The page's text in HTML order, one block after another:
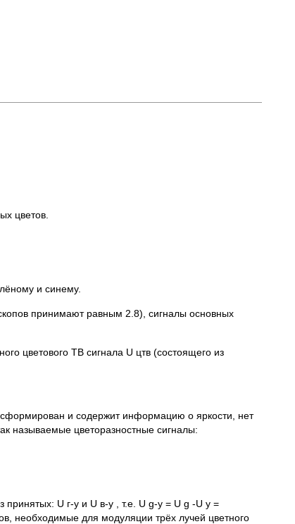
цветов.
и синему.
принимают равным 2.8), сигналы основных
цветового ТВ сигнала U цтв (состоящего из
и содержит информацию о яркости, нет
называемые цветоразностные сигналы:
из принятых: U г-у и U в-у , т.е. U g-y = U g -U у =
необходимые для модуляции трёх лучей цветного